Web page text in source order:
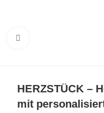
HERZSTÜCK –
mit